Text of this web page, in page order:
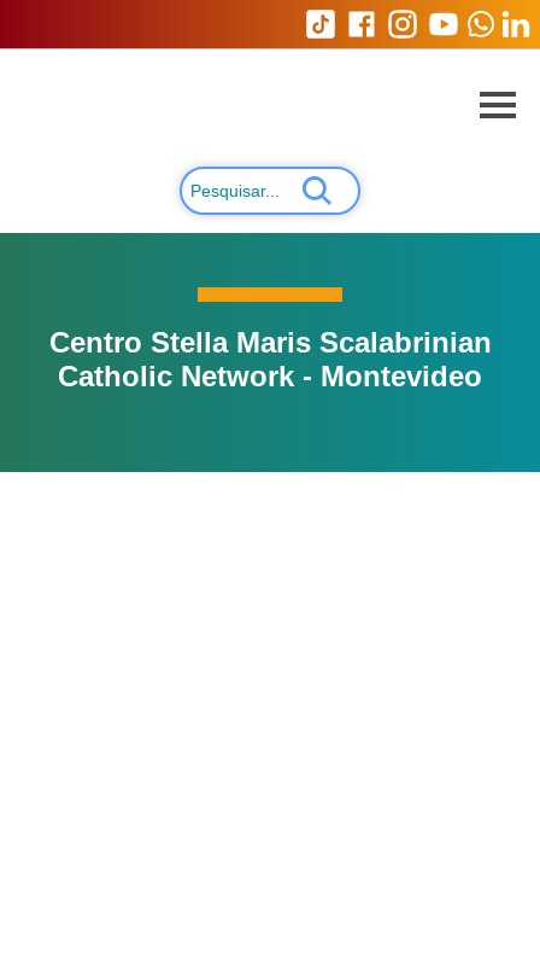
Centro Stella Maris Scalabrinian
Catholic Network - Montevideo